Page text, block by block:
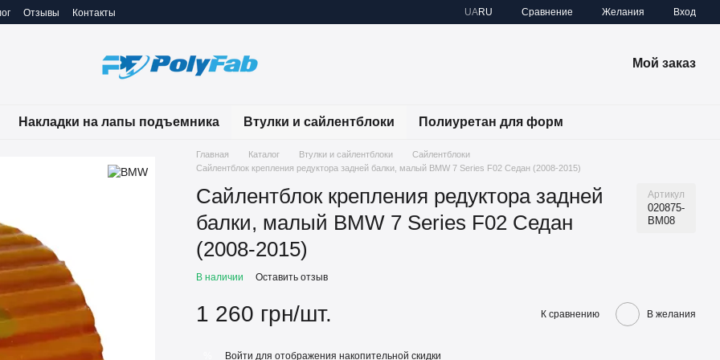
Отзывы Контакты UARU Сравнение Желания Вход
Мой заказ
Накладки на лапы подъемника Втулки и сайлентблоки Полиуретан для форм
Главная Каталог Втулки и сайлентблоки
Сайлентблоки
Сайлентблок крепления редуктора задней балки, малый BMW 7 Series F02 Седан (2008-2015)
Сайлентблок крепления редуктора задней
балки, малый BMW 7 Series F02 Седан
(2008-2015)
Артикул
020875-
BM08
В наличии Оставить отзыв
1 260 грн/шт. К сравнению В желания
Войти для отображения накопительной скидки